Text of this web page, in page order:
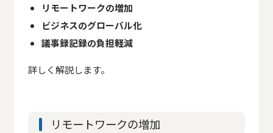
リモートワークの増加
ビジネスのグローバル化
議事録記録の負担軽減
詳しく解説します。
リモートワークの増加